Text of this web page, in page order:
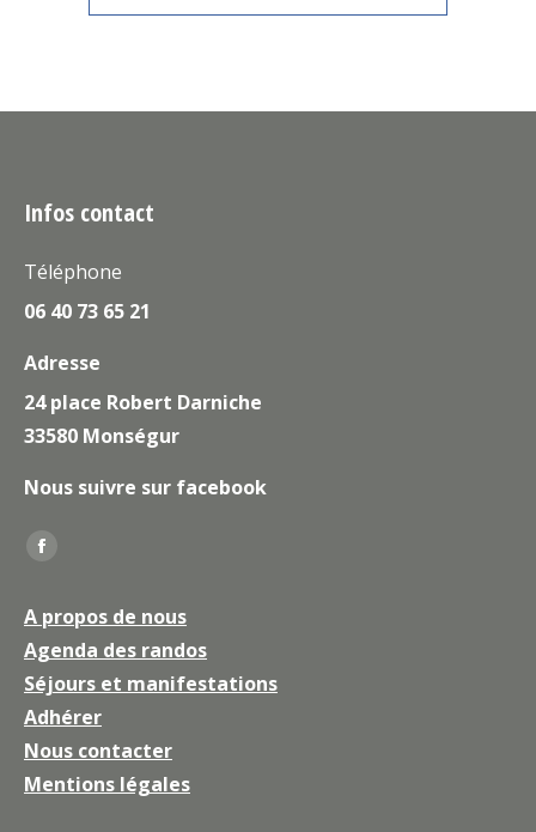
Infos contact
Téléphone
06 40 73 65 21
Adresse
24 place Robert Darniche
33580 Monségur
Nous suivre sur facebook
Trouvez nous sur :
La
Facebook
s'ouvre
dans
une
nouvelle
fenêtre
A propos de nous
Agenda des randos
Séjours et manifestations
Adhérer
Nous contacter
Mentions légales